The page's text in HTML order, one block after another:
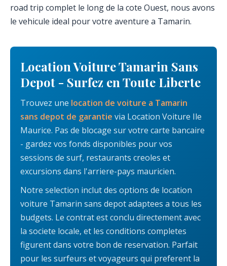
road trip complet le long de la cote Ouest, nous avons
le vehicule ideal pour votre aventure a Tamarin.
Location Voiture Tamarin Sans
Depot - Surfez en Toute Liberte
Trouvez une location de voiture a Tamarin
sans depot de garantie via Location Voiture Ile
Maurice. Pas de blocage sur votre carte bancaire
- gardez vos fonds disponibles pour vos
sessions de surf, restaurants creoles et
excursions dans l'arriere-pays mauricien.
Notre selection inclut des options de location
voiture Tamarin sans depot adaptees a tous les
budgets. Le contrat est conclu directement avec
la societe locale, et les conditions completes
figurent dans votre bon de reservation. Parfait
pour les surfeurs et voyageurs qui preferent la